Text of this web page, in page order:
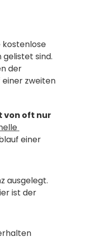
kostenlose
gelistet sind.
der
einer zweiten
von oft nur
einer
ausgelegt.
ist der